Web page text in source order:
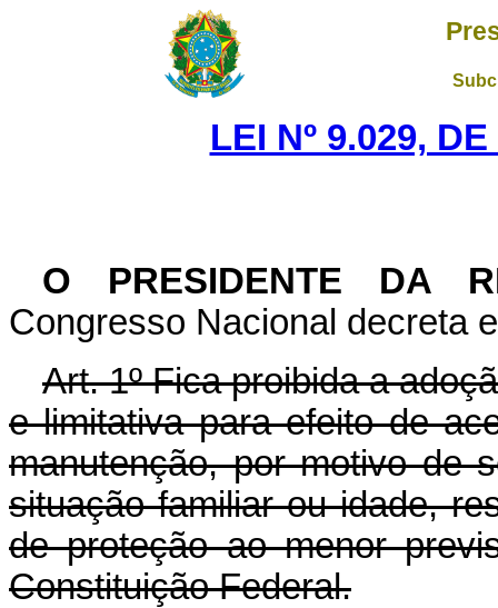
LEI Nº 9.029,
O PRESIDENTE DA
Congresso Nacional decreta
Art. 1º Fica proibida a
e limitativa para efeito de
manutenção, por motivo de
situação familiar ou idade,
de proteção ao menor
Constituição Federal.